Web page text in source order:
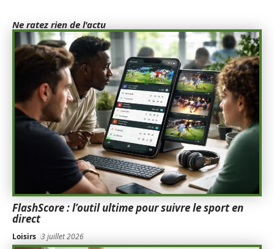
Ne ratez rien de l'actu
FlashScore : l’outil ultime pour suivre le sport en
direct
Loisirs 3 juillet 2026